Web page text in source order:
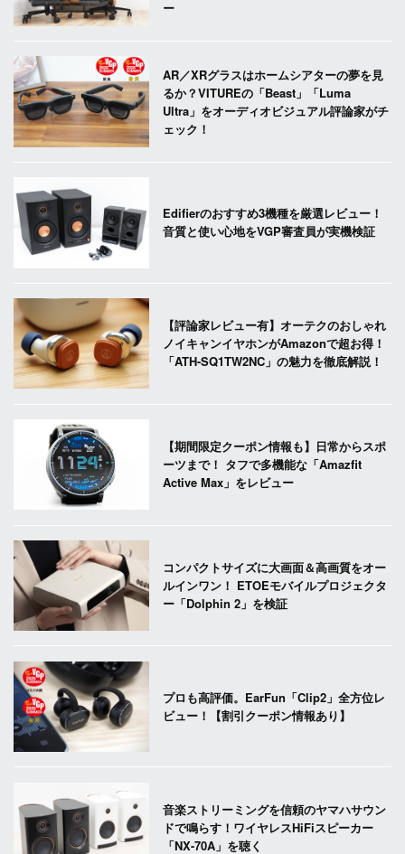
ー
AR／XRグラスはホームシアターの夢を見
るか？VITUREの「Beast」「Luma
Ultra」をオーディオビジュアル評論家がチ
ェック！
Edifierのおすすめ3機種を厳選レビュー！
音質と使い心地をVGP審査員が実機検証
【評論家レビュー有】オーテクのおしゃれ
ノイキャンイヤホンがAmazonで超お得！
「ATH-SQ1TW2NC」の魅力を徹底解説！
【期間限定クーポン情報も】日常からスポ
ーツまで！ タフで多機能な「Amazfit
Active Max」をレビュー
コンパクトサイズに大画面＆高画質をオー
ルインワン！ ETOEモバイルプロジェクタ
ー「Dolphin 2」を検証
プロも高評価。EarFun「Clip2」全方位レ
ビュー！【割引クーポン情報あり】
音楽ストリーミングを信頼のヤマハサウン
ドで鳴らす！ワイヤレスHiFiスピーカー
「NX-70A」を聴く